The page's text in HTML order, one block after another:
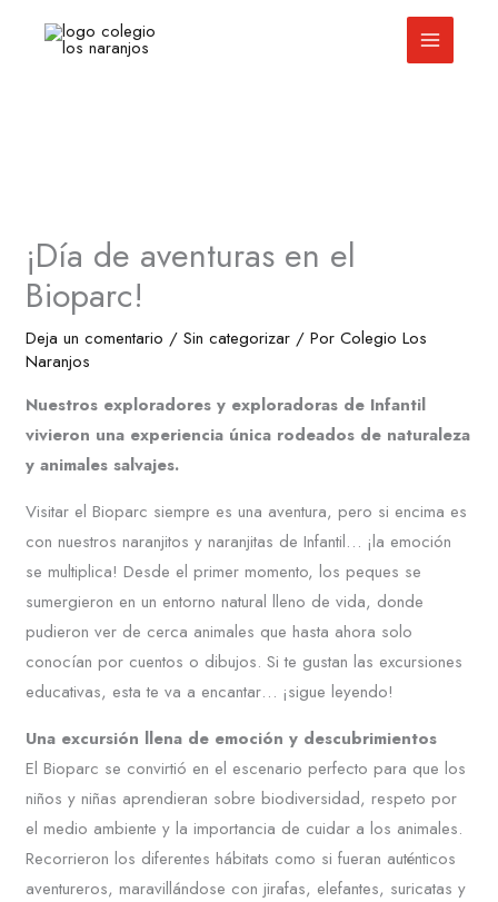
¡Día de aventuras en el
Bioparc!
Deja un comentario /Sin categorizar / PorColegio Los
Naranjos
Nuestros exploradores y exploradoras de Infantil
vivieron una experiencia única rodeados de naturaleza
y animales salvajes.
Visitar el Bioparc siempre es una aventura, pero si encima es
con nuestros naranjitos y naranjitas de Infantil… ¡la emoción
se multiplica! Desde el primer momento, los peques se
sumergieron en un entorno natural lleno de vida, donde
pudieron ver de cerca animales que hasta ahora solo
conocían por cuentos o dibujos. Si te gustan las excursiones
educativas, esta te va a encantar… ¡sigue leyendo!
Una excursión llena de emoción y descubrimientos
El Bioparc se convirtió en el escenario perfecto para que los
niños y niñas aprendieran sobre biodiversidad, respeto por
el medio ambiente y la importancia de cuidar a los animales.
Recorrieron los diferentes hábitats como si fueran auténticos
aventureros, maravillándose con jirafas, elefantes, suricatas y